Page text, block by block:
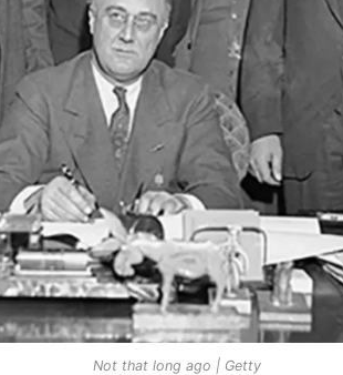
Not that long ago | Getty